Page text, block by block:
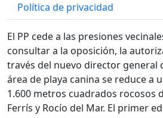
Política de privacidad
El PP cede a las presiones
consultar a la oposición, la
través del nuevo director general
área de playa canina se reduce a
1.600 metros cuadrados rocosos
Ferrís y Rocío del Mar. El primer